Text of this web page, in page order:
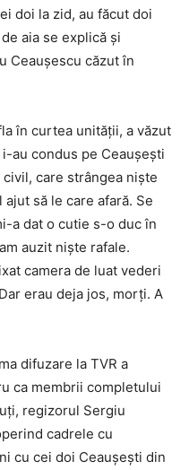
doi la zid, au făcut doi
aia se explică şi
Ceauşescu căzut în
în curtea unităţii, a văzut
au condus pe Ceauşeşti
care strângea nişte
să le care afară. Se
a dat o cutie s-o duc în
auzit nişte rafale.
camera de luat vederi
erau deja jos, morţi. A
difuzare la TVR a
ca membrii completului
regizorul Sergiu
cadrele cu
cu cei doi Ceauşeşti din